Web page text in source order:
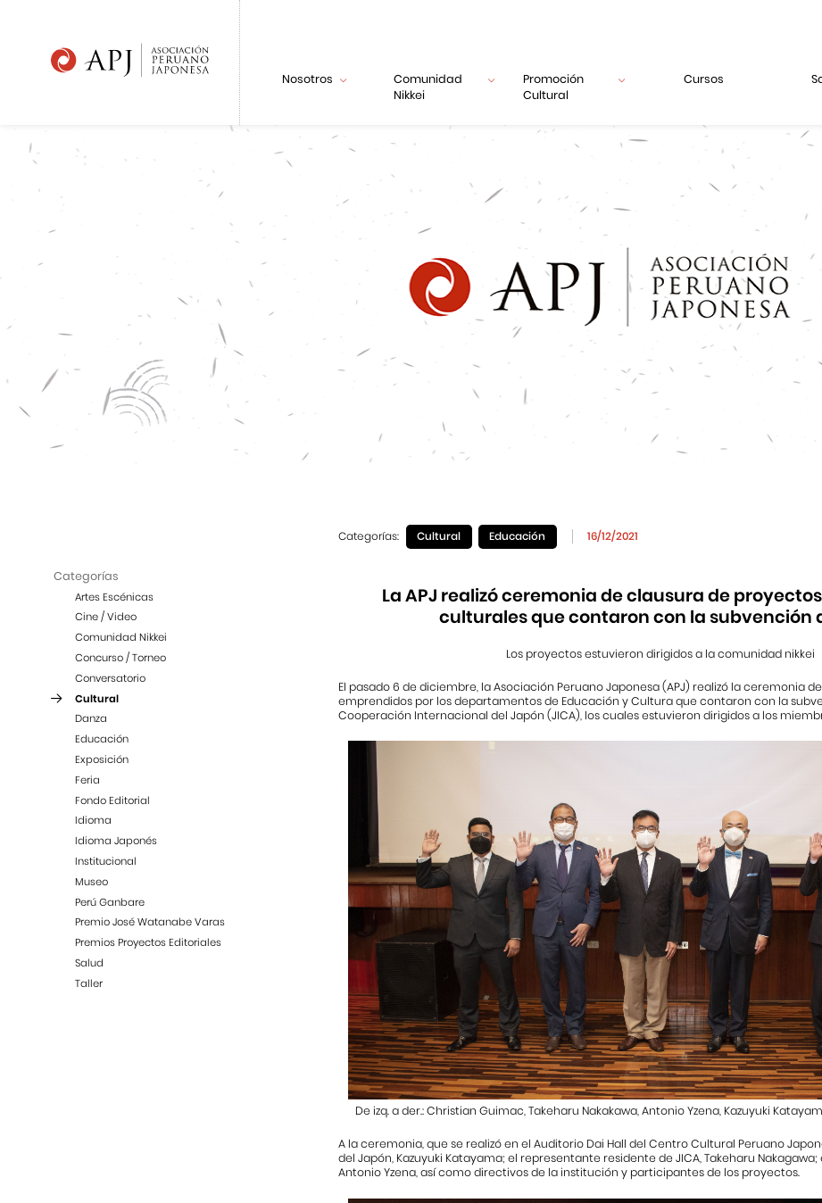
Nosotros
Comunidad
Nikkei
Promoción
Cultural
Cursos
Categorías
Artes Escénicas
Cine / Video
Comunidad Nikkei
Concurso / Torneo
Conversatorio
Cultural
Danza
Educación
Exposición
Feria
Fondo Editorial
Idioma
Idioma Japonés
Institucional
Museo
Perú Ganbare
Premio José Watanabe Varas
Premios Proyectos Editoriales
Salud
Taller
Categorías: Cultural Educación 16/12/2021
La APJ realizó ceremonia de clausura de
culturales que contaron con la subvención
Los proyectos estuvieron dirigidos a la comunidad nikkei
El pasado 6 de diciembre, la Asociación Peruano Japonesa (APJ) realizó la ceremonia
emprendidos por los departamentos de Educación y Cultura que contaron con la
Cooperación Internacional del Japón (JICA), los cuales estuvieron dirigidos a los
De izq. a der.: Christian Guimac, Takeharu Nakakawa, Antonio Yzena, Kazuyuki
A la ceremonia, que se realizó en el Auditorio Dai Hall del Centro Cultural Peruano
del Japón, Kazuyuki Katayama; el representante residente de JICA, Takeharu Nakagawa;
Antonio Yzena, así como directivos de la institución y participantes de los proyectos.